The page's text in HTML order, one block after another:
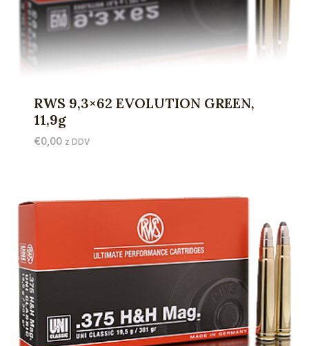
RWS 9,3×62 EVOLUTION GREEN,
11,9g
€0,00 z DDV